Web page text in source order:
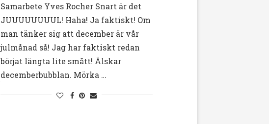
Samarbete Yves Rocher Snart är det
JUUUUUUUUL! Haha! Ja faktiskt! Om
man tänker sig att december är vår
julmånad så! Jag har faktiskt redan
börjat längta lite smått! Älskar
decemberbubblan. Mörka …